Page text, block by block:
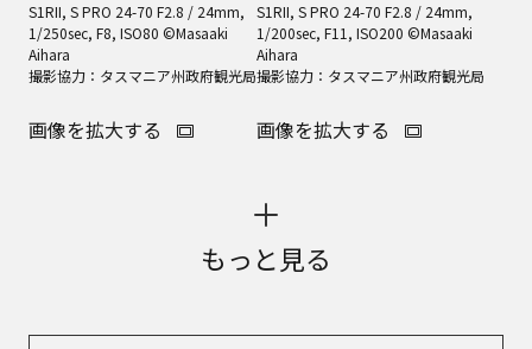
S1RII, S PRO 24-70 F2.8 / 24mm,
1/250sec, F8, ISO80 ©Masaaki
Aihara
撮影協力：タスマニア州政府観光局
画像を拡大する
S1RII, S PRO 24-70 F2.8 / 24mm,
1/200sec, F11, ISO200 ©Masaaki
Aihara
撮影協力：タスマニア州政府観光局
画像を拡大する
もっと見る